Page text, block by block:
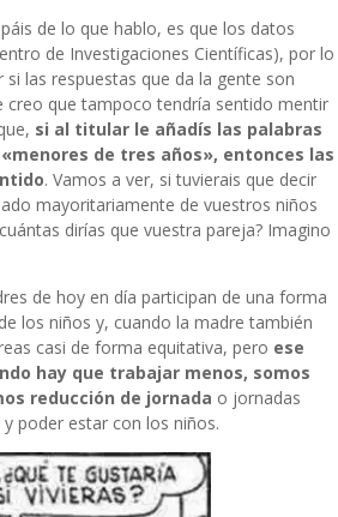
de lo que hablo, es que los datos
de Investigaciones Científicas), por lo
las respuestas que da la gente son
creo que tampoco tendría sentido mentir
si al titular le añadís las palabras
de tres años», entonces las
. Vamos a ver, si tuvierais que decir
mayoritariamente de vuestros niños
dirías que vuestra pareja? Imagino
de hoy en día participan de una forma
los niños y, cuando la madre también
casi de forma equitativa, pero ese
hay que trabajar menos, somos
reducción de jornada o jornadas
poder estar con los niños.